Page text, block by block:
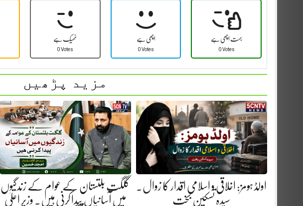
ٹھیک ہے
0 Votes
اچھی ہے
0 Votes
بہت اچھی ہے
0 Votes
مزید پڑھیں
اولڈ ہومز: اخلاقی و اسلامی اقدار کا زوال.
سیدہ تسکین بخت
گلگت بلتستان کے عوام کے زندگیوں
میں آسانیاں پیدا کرنی ہیں. وزیر اعلیٰ